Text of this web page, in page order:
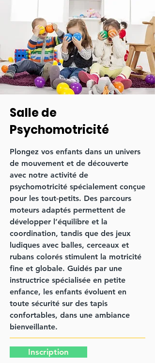
Salle de
Psychomotricité
Plongez vos enfants dans un univers
de mouvement et de découverte
avec notre activité de
psychomotricité spécialement conçue
pour les tout-petits. Des parcours
moteurs adaptés permettent de
développer l’équilibre et la
coordination, tandis que des jeux
ludiques avec balles, cerceaux et
rubans colorés stimulent la motricité
fine et globale. Guidés par une
instructrice spécialisée en petite
enfance, les enfants évoluent en
toute sécurité sur des tapis
confortables, dans une ambiance
bienveillante.
Inscription